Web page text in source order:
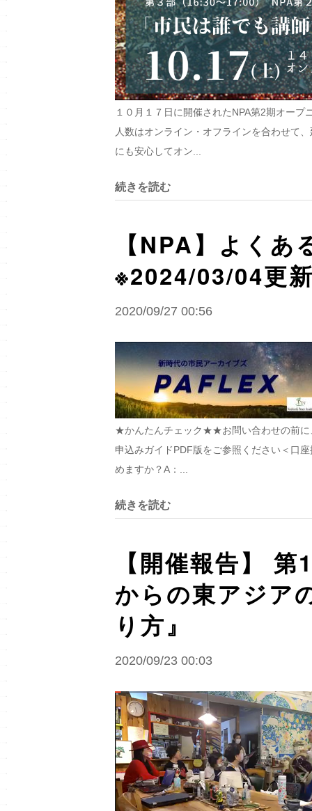
１０月１７日に開催されたNPA第2期オー
人数はオンライン・オフラインを合わせて
にも安心してオン...
続きを読む
【NPA】よく
※2024/03/04更
2020/09/27 00:56
★かんたんチェック★★お問い合わせの前
申込みガイドPDF版をご参照ください＜口
めますか？A：...
続きを読む
【開催報告】
からの東アジア
り方』
2020/09/23 00:03